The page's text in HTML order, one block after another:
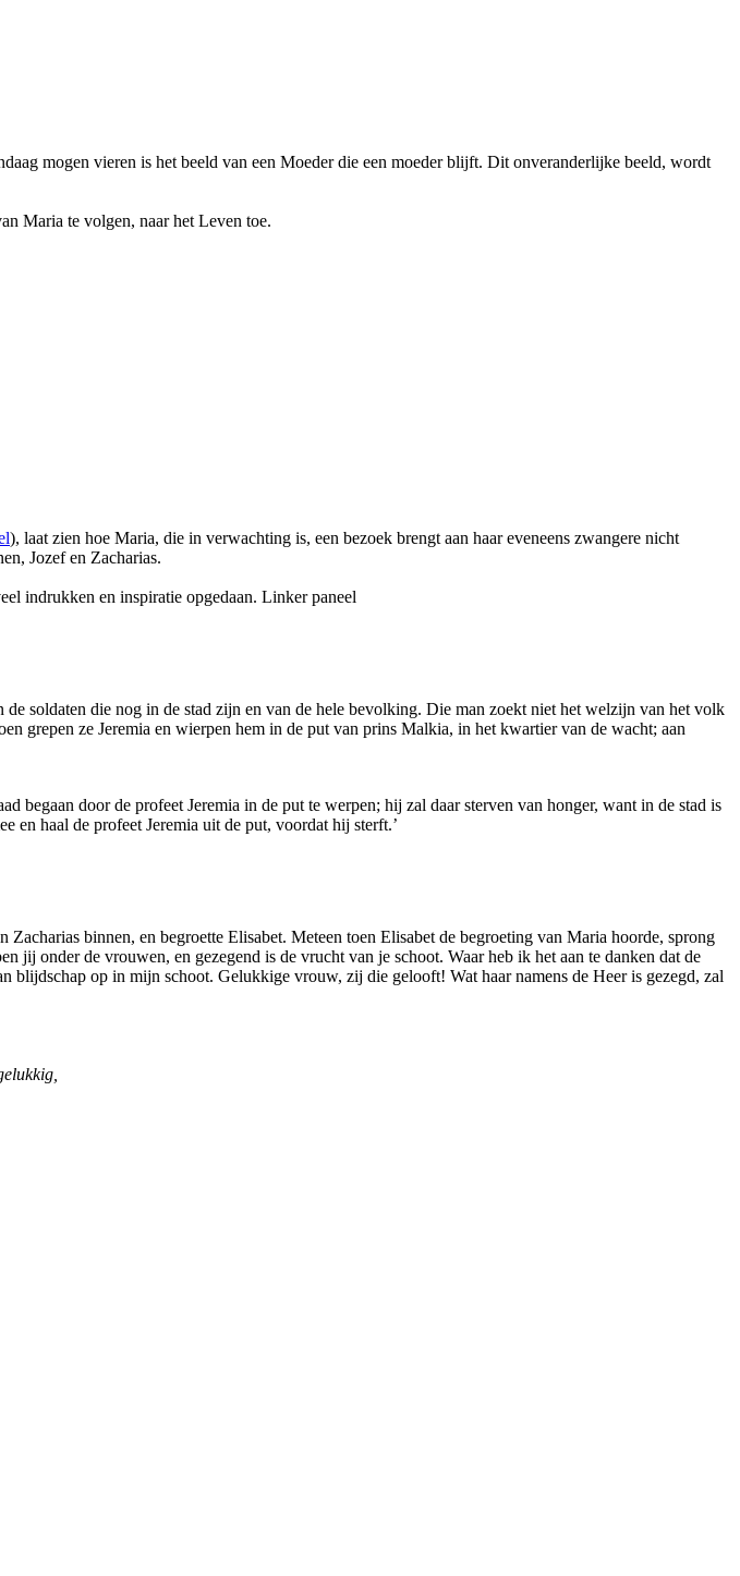
mogen vieren is het beeld van een Moeder die een moeder blijft. Dit onveranderlijke beeld, wordt
Maria te volgen, naar het Leven toe.
), laat zien hoe Maria, die in verwachting is, een bezoek brengt aan haar eveneens zwangere nicht
Jozef en Zacharias.
indrukken en inspiratie opgedaan. Linker paneel
soldaten die nog in de stad zijn en van de hele bevolking. Die man zoekt niet het welzijn van het volk
grepen ze Jeremia en wierpen hem in de put van prins Malkia, in het kwartier van de wacht; aan
begaan door de profeet Jeremia in de put te werpen; hij zal daar sterven van honger, want in de stad is
en haal de profeet Jeremia uit de put, voordat hij sterft.’
binnen, en begroette Elisabet. Meteen toen Elisabet de begroeting van Maria hoorde, sprong
jij onder de vrouwen, en gezegend is de vrucht van je schoot. Waar heb ik het aan te danken dat de
op in mijn schoot. Gelukkige vrouw, zij die gelooft! Wat haar namens de Heer is gezegd, zal